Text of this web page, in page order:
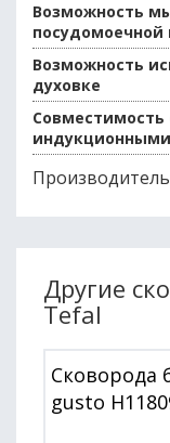
Возможность
Возможность
духовке
Совместимость
Другие
Tefal
Сковорода
gusto